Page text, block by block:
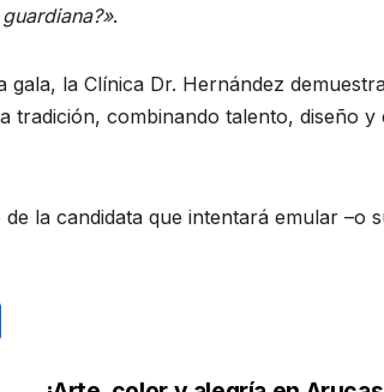
.
la Clínica Dr. Hernández
combinando talento, diseño y
la candidata que intentará emular –o